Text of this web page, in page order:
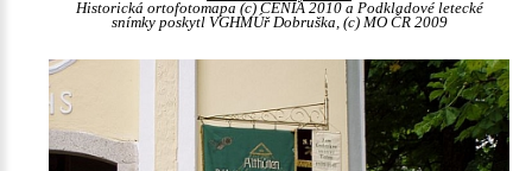
Historická ortofotomapa (c) CENIA 2010 a Podkladové letecké
snímky poskytl VGHMÚř Dobruška, (c) MO ČR 2009